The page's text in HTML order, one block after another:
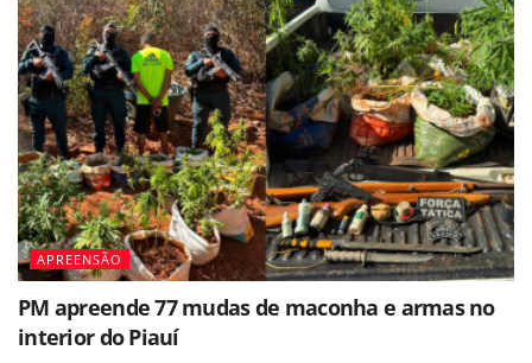
APREENSÃO
PM apreende 77 mudas de maconha e armas no
interior do Piauí